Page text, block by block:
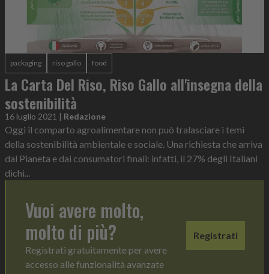
packaging riso gallo food
La Carta Del Riso, Riso Gallo all'insegna della
sostenibilità
16 luglio 2021 | Redazione
Oggi il comparto agroalimentare non può tralasciare i temi
della sostenibilità ambientale e sociale. Una richiesta che arriva
dal Pianeta e dai consumatori finali: infatti, il 27% degli Italiani
dichi...
Vuoi avere molto,
molto di più?
Registrati gratuitamente per avere
accesso alle funzionalità avanzate
Registrati